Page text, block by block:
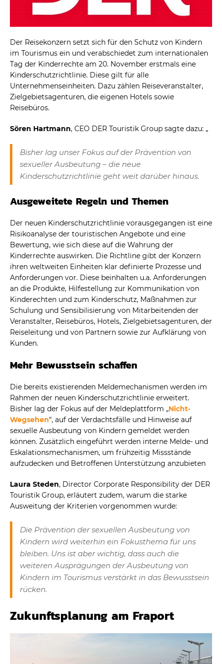
Der Reisekonzern setzt sich für den Schutz von Kindern
im Tourismus ein und verabschiedet zum internationalen
Tag der Kinderrechte am 20. November erstmals eine
Kinderschutzrichtlinie. Diese gilt für alle
Unternehmenseinheiten. Dazu zählen Reiseveranstalter,
Zielgebietsagenturen, die eigenen Hotels sowie
Reisebüros.
Sören Hartmann, CEO DER Touristik Group sagte dazu: „
Bisher lag unser Fokus auf der Prävention von
sexueller Ausbeutung – die neue
Kinderschutzrichtlinie geht weit darüber hinaus.
Ausgeweitete Regeln und Themen
Der neuen Kinderschutzrichtlinie vorausgegangen ist eine
Risikoanalyse der touristischen Angebote und eine
Bewertung, wie sich diese auf die Wahrung der
Kinderrechte auswirken. Die Richtline gibt der Konzern
ihren weltweiten Einheiten klar definierte Prozesse und
Anforderungen vor. Diese beinhalten u.a. Anforderungen
an die Produkte, Hilfestellung zur Kommunikation von
Kinderechten und zum Kinderschutz, Maßnahmen zur
Schulung und Sensibilisierung von Mitarbeitenden der
Veranstalter, Reisebüros, Hotels, Zielgebietsagenturen, der
Reiseleitung und von Partnern sowie zur Aufklärung von
Kunden.
Mehr Bewusstsein schaffen
Die bereits existierenden Meldemechanismen werden im
Rahmen der neuen Kinderschutzrichtlinie erweitert.
Bisher lag der Fokus auf der Meldeplattform „Nicht-
Wegsehen“, auf der Verdachtsfälle und Hinweise auf
sexuelle Ausbeutung von Kindern gemeldet werden
können. Zusätzlich eingeführt werden interne Melde- und
Eskalationsmechanismen, um frühzeitig Missstände
aufzudecken und Betroffenen Unterstützung anzubieten
Laura Steden, Director Corporate Responsibility der DER
Touristik Group, erläutert zudem, warum die starke
Ausweitung der Kriterien vorgenommen wurde:
Die Prävention der sexuellen Ausbeutung von
Kindern wird weiterhin ein Fokusthema für uns
bleiben. Uns ist aber wichtig, dass auch die
weiteren Ausprägungen der Ausbeutung von
Kindern im Tourismus verstärkt in das Bewusstsein
rücken.
Zukunftsplanung am Fraport